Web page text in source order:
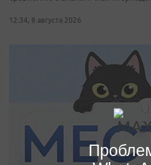
12:34, 8 августа 2026